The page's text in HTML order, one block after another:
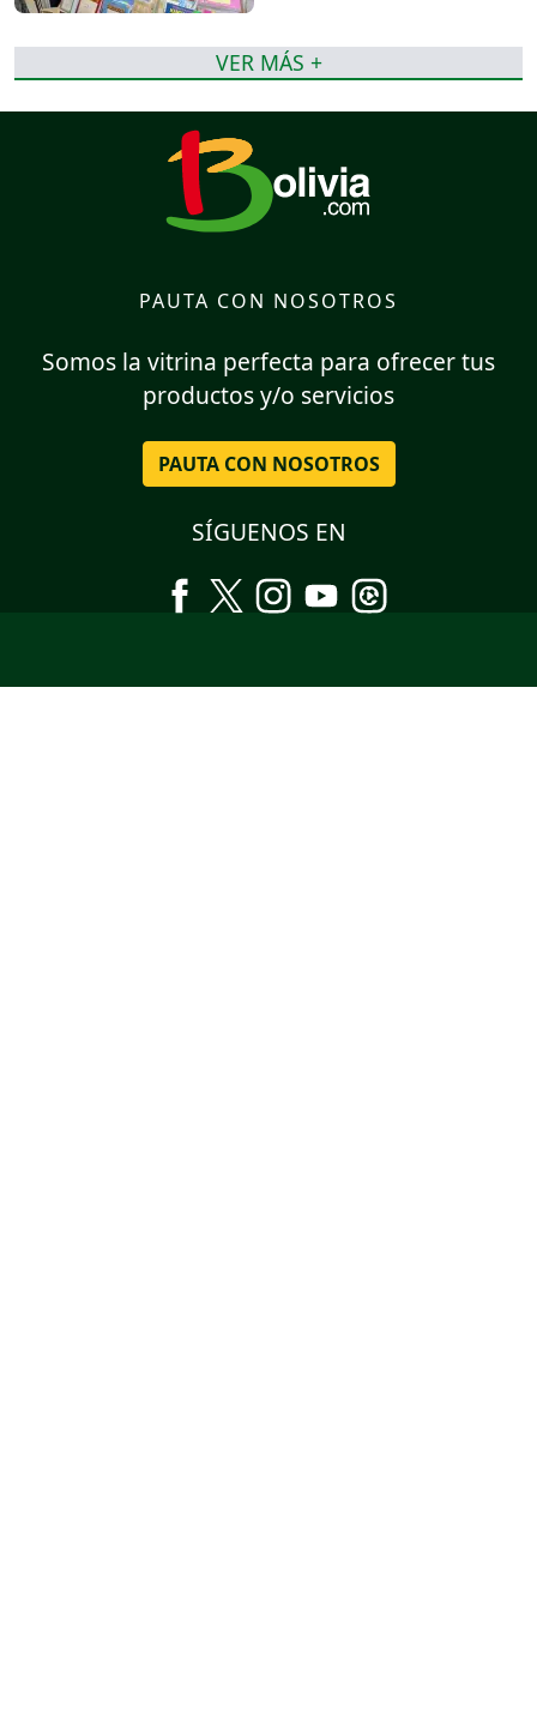
VER MÁS +
PAUTA CON NOSOTROS
Somos la vitrina perfecta para ofrecer tus
productos y/o servicios
PAUTA CON NOSOTROS
SÍGUENOS EN